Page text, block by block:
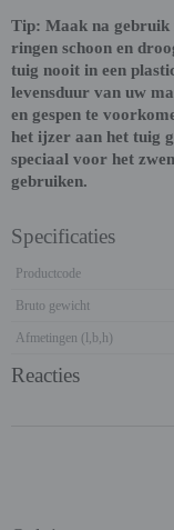
Tip: Maak na gebruik
ringen schoon en
tuig nooit in een
levensduur van uw
en gespen te
het ijzer aan het tuig
speciaal voor het
gebruiken.
Specificaties
Productcode
Bruto gewicht
Afmetingen (l,b,h)
Reacties